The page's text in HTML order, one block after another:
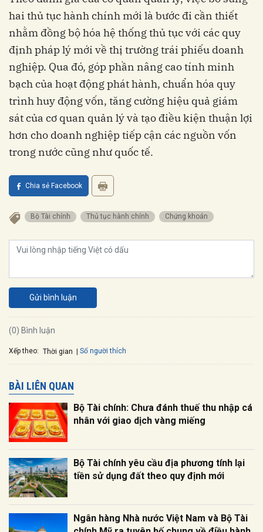
hai thủ tục hành chính mới là bước đi cần thiết
nhằm đồng bộ hóa hệ thống thủ tục với các quy
định pháp lý mới về thị trường trái phiếu doanh
nghiệp. Qua đó, góp phần nâng cao tính minh
bạch của hoạt động phát hành, chuẩn hóa quy
trình huy động vốn, tăng cường hiệu quả giám
sát của cơ quan quản lý và tạo điều kiện thuận lợi
hơn cho doanh nghiệp tiếp cận các nguồn vốn
trong nước cũng như quốc tế.
Chia sẻ Facebook
Bộ Tài chính Thủ tục hành chính Chứng khoán
Gửi bình luận
(0) Bình luận
Xếp theo: Thời gian Số người thích
BÀI LIÊN QUAN
Bộ Tài chính: Chưa đánh thuế thu nhập cá
nhân với giao dịch vàng miếng
Bộ Tài chính yêu cầu địa phương tính lại
tiền sử dụng đất theo quy định mới
Ngân hàng Nhà nước Việt Nam và Bộ Tài